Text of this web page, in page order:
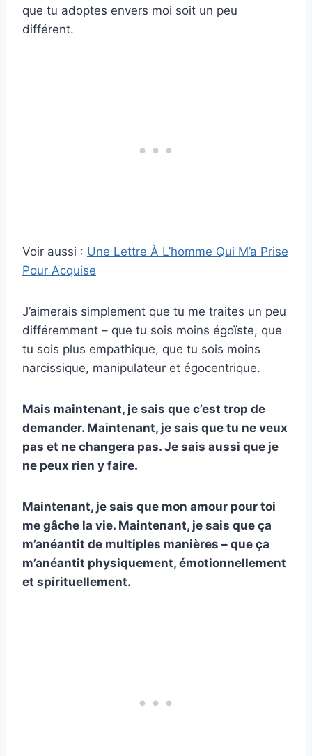
que tu adoptes envers moi soit un peu
différent.
Voir aussi : Une Lettre À L’homme Qui M’a Prise
Pour Acquise
J’aimerais simplement que tu me traites un peu
différemment – que tu sois moins égoïste, que
tu sois plus empathique, que tu sois moins
narcissique, manipulateur et égocentrique.
Mais maintenant, je sais que c’est trop de
demander. Maintenant, je sais que tu ne veux
pas et ne changera pas. Je sais aussi que je
ne peux rien y faire.
Maintenant, je sais que mon amour pour toi
me gâche la vie. Maintenant, je sais que ça
m’anéantit de multiples manières – que ça
m’anéantit physiquement, émotionnellement
et spirituellement.